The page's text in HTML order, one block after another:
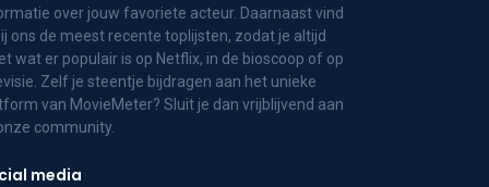
over jouw favoriete acteur. Daarnaast vind
ons de meest recente toplijsten, zodat je altijd
wat er populair is op Netflix, in de bioscoop of op
Zelf je steentje bijdragen aan het unieke
van MovieMeter? Sluit je dan vrijblijvend aan
community.
media